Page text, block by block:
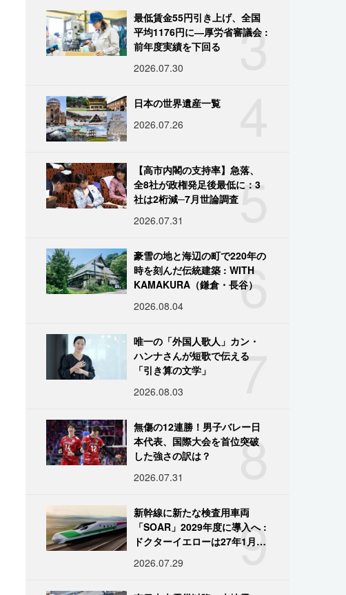
3
最低賃金55円引き上げ、全国
平均1176円に―厚労省審議会 :
前年度実績を下回る
2026.07.30
日本の世界遺産一覧
2026.07.26
5
【高市内閣の支持率】急落、
全8社が政権発足後最低に：3
社は2桁減─7月世論調査
2026.07.31
6
豪雪の地と海辺の町で220年の
時を刻んだ伝統建築 : WITH
KAMAKURA（鎌倉・長谷）
2026.08.04
7
唯一の「外国人歌人」カン・
ハンナさんが短歌で伝える
「引き算の文学」
2026.08.03
8
無傷の12連勝！男子バレー日
本代表、国際大会を首位突破
した強さの訳は？
2026.07.31
9
新幹線に新たな検査用車両
「SOAR」2029年度に導入へ :
ドクターイエローは27年1月に
2026.07.29